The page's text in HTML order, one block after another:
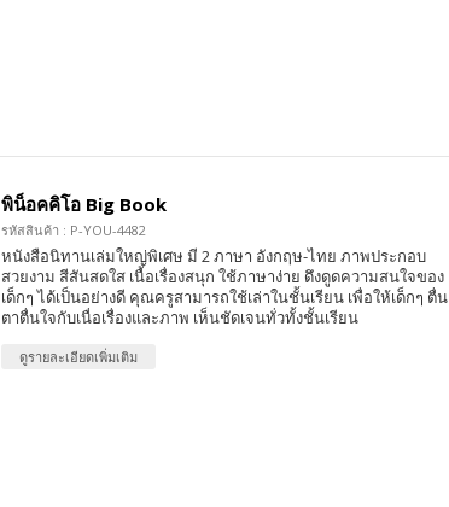
พิน็อคคิโอ Big Book
รหัสสินค้า : P-YOU-4482
หนังสือนิทานเล่มใหญ่พิเศษ มี 2 ภาษา อังกฤษ-ไทย ภาพประกอบ
สวยงาม สีสันสดใส เนื้อเรื่องสนุก ใช้ภาษาง่าย ดึงดูดความสนใจของ
เด็กๆ ได้เป็นอย่างดี คุณครูสามารถใช้เล่าในชั้นเรียน เพื่อให้เด็กๆ ตื่น
ตาตื่นใจกับเนื่อเรื่องและภาพ เห็นชัดเจนทั่วทั้งชั้นเรียน
ดูรายละเอียดเพิ่มเติม